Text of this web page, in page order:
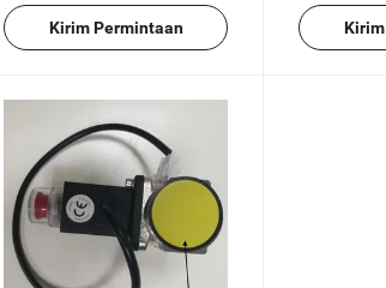
Kirim Permintaan